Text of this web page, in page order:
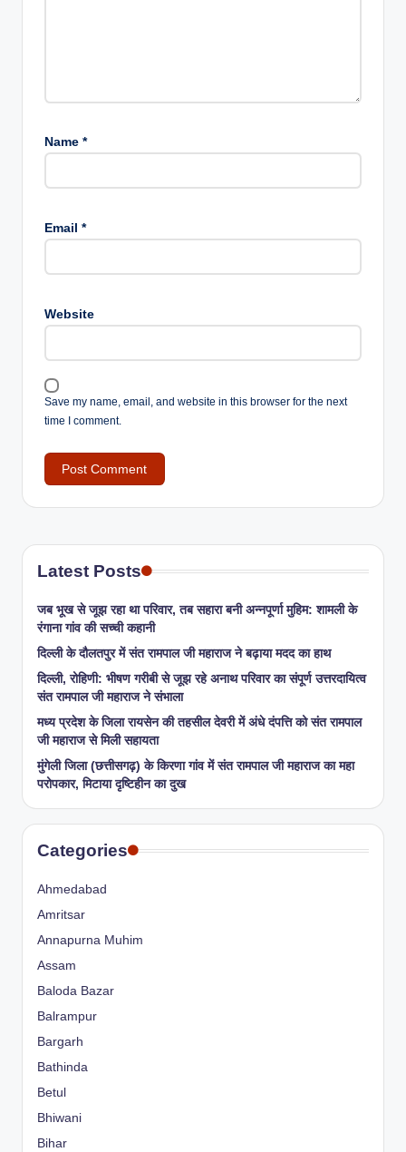
Name *
Email *
Website
Save my name, email, and website in this browser for the next
time I comment.
Latest Posts
जब भूख से जूझ रहा था परिवार, तब सहारा बनी अन्नपूर्णा मुहिम: शामली के
रंगाना गांव की सच्ची कहानी
​दिल्ली के दौलतपुर में संत रामपाल जी महाराज ने बढ़ाया मदद का हाथ
दिल्ली, रोहिणी: भीषण गरीबी से जूझ रहे अनाथ परिवार का संपूर्ण उत्तरदायित्व
संत रामपाल जी महाराज ने संभाला
मध्य प्रदेश के जिला रायसेन की तहसील देवरी में अंधे दंपत्ति को संत रामपाल
जी महाराज से मिली सहायता
​मुंगेली जिला (छत्तीसगढ़) के किरणा गांव में संत रामपाल जी महाराज का महा
परोपकार, मिटाया दृष्टिहीन का दुख
Categories
Ahmedabad
Amritsar
Annapurna Muhim
Assam
Baloda Bazar
Balrampur
Bargarh
Bathinda
Betul
Bhiwani
Bihar